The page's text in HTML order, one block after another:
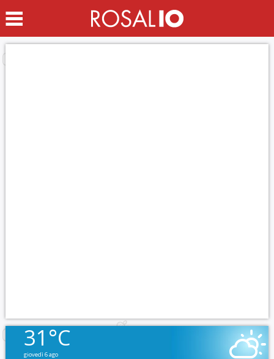
31°C
giovedì 6 ago